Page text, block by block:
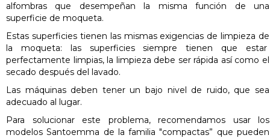
alfombras que desempeñan la misma función de una
superficie de moqueta.
Estas superficies tienen las mismas exigencias de limpieza de
la moqueta: las superficies siempre tienen que estar
perfectamente limpias, la limpieza debe ser rápida así como el
secado después del lavado.
Las máquinas deben tener un bajo nivel de ruido, que sea
adecuado al lugar.
Para solucionar este problema, recomendamos usar los
modelos Santoemma de la familia "compactas” que pueden